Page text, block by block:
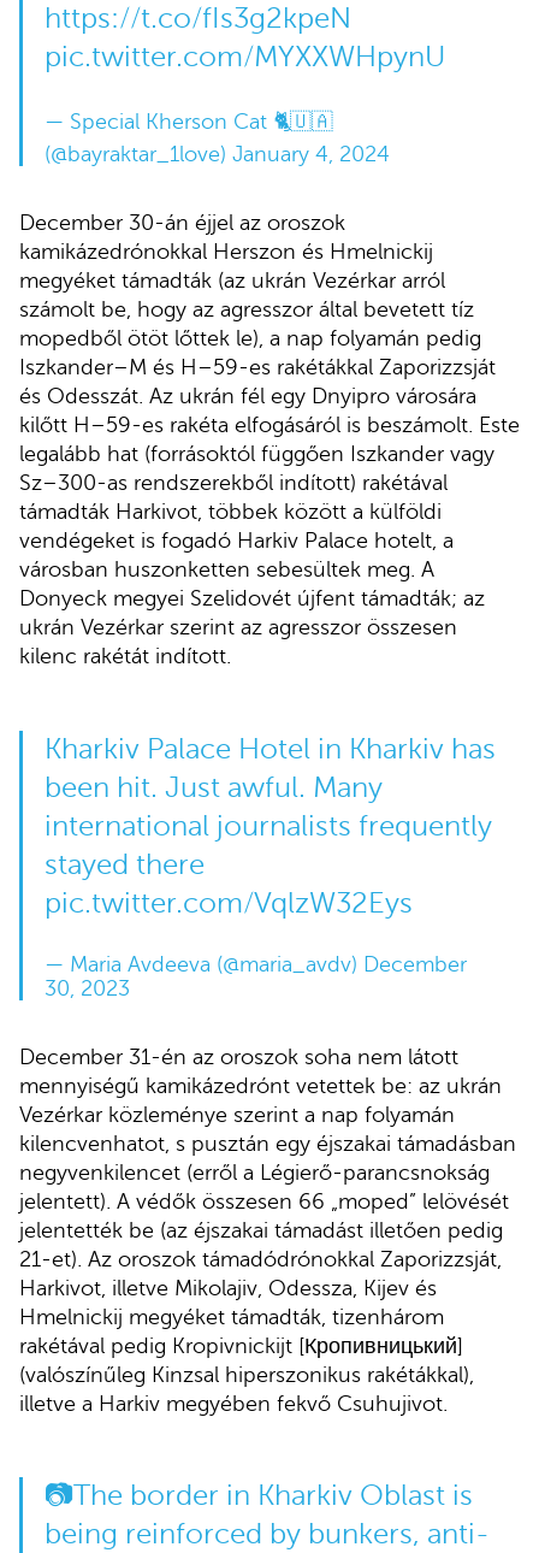
https://t.co/fIs3g2kpeN
pic.twitter.com/MYXXWHpynU
— Special Kherson Cat 🐈🇺🇦
(@bayraktar_1love) January 4, 2024
December 30-án éjjel az oroszok
kamikázedrónokkal Herszon és Hmelnickij
megyéket támadták (az ukrán Vezérkar arról
számolt be, hogy az agresszor által bevetett tíz
mopedből ötöt lőttek le), a nap folyamán pedig
Iszkander–M és H–59-es rakétákkal Zaporizzsját
és Odesszát. Az ukrán fél egy Dnyipro városára
kilőtt H–59-es rakéta elfogásáról is beszámolt. Este
legalább hat (forrásoktól függően Iszkander vagy
Sz–300-as rendszerekből indított) rakétával
támadták Harkivot, többek között a külföldi
vendégeket is fogadó Harkiv Palace hotelt, a
városban huszonketten sebesültek meg. A
Donyeck megyei Szelidovét újfent támadták; az
ukrán Vezérkar szerint az agresszor összesen
kilenc rakétát indított.
Kharkiv Palace Hotel in Kharkiv has
been hit. Just awful. Many
international journalists frequently
stayed there
pic.twitter.com/VqlzW32Eys
— Maria Avdeeva (@maria_avdv) December
30, 2023
December 31-én az oroszok soha nem látott
mennyiségű kamikázedrónt vetettek be: az ukrán
Vezérkar közleménye szerint a nap folyamán
kilencvenhatot, s pusztán egy éjszakai támadásban
negyvenkilencet (erről a Légierő-parancsnokság
jelentett). A védők összesen 66 „moped” lelövését
jelentették be (az éjszakai támadást illetően pedig
21-et). Az oroszok támadódrónokkal Zaporizzsját,
Harkivot, illetve Mikolajiv, Odessza, Kijev és
Hmelnickij megyéket támadták, tizenhárom
rakétával pedig Kropivnickijt [Кропивницький]
(valószínűleg Kinzsal hiperszonikus rakétákkal),
illetve a Harkiv megyében fekvő Csuhujivot.
📷The border in Kharkiv Oblast is
being reinforced by bunkers, anti-